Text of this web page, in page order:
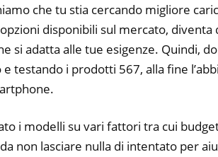
che tu stia cercando migliore
disponibili sul mercato, diventa
si adatta alle tue esigenze. Quindi,
testando i prodotti 567, alla fine
i modelli su vari fattori tra cui
non lasciare nulla di intentato per